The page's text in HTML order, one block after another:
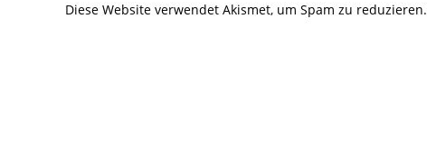
ein
ein
Diese Website verwendet Akismet, um Spam zu reduzieren.